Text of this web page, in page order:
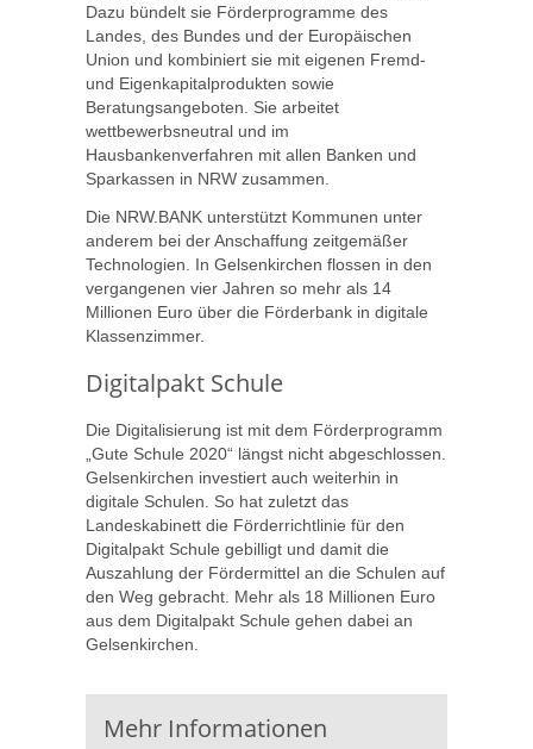
Dazu bündelt sie Förderprogramme des
Landes, des Bundes und der Europäischen
Union und kombiniert sie mit eigenen Fremd-
und Eigenkapitalprodukten sowie
Beratungsangeboten. Sie arbeitet
wettbewerbsneutral und im
Hausbankenverfahren mit allen Banken und
Sparkassen in NRW zusammen.
Die NRW.BANK unterstützt Kommunen unter
anderem bei der Anschaffung zeitgemäßer
Technologien. In Gelsenkirchen flossen in den
vergangenen vier Jahren so mehr als 14
Millionen Euro über die Förderbank in digitale
Klassenzimmer.
Digitalpakt Schule
Die Digitalisierung ist mit dem Förderprogramm
„Gute Schule 2020“ längst nicht abgeschlossen.
Gelsenkirchen investiert auch weiterhin in
digitale Schulen. So hat zuletzt das
Landeskabinett die Förderrichtlinie für den
Digitalpakt Schule gebilligt und damit die
Auszahlung der Fördermittel an die Schulen auf
den Weg gebracht. Mehr als 18 Millionen Euro
aus dem Digitalpakt Schule gehen dabei an
Gelsenkirchen.
Mehr Informationen